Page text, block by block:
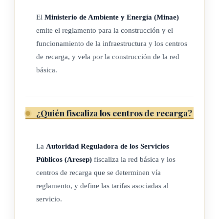
c) Calidad mínima: establecer estándares de calidad que
deben cumplir los proveedores.
medioambiental.
personas físicas o jurídicas que operen centros de recarga,
siendo rentable para las empresas distribuidoras de
electricidad y que permita margen de compensación justa
El Ministerio de Ambiente y Energía (Minae)
emite el reglamento para la construcción y el
funcionamiento de la infraestructura y los centros
de recarga, y vela por la construcción de la red
básica.
¿Quién fiscaliza los centros de recarga?
La Autoridad Reguladora de los Servicios
Públicos (Aresep) fiscaliza la red básica y los
centros de recarga que se determinen vía
reglamento, y define las tarifas asociadas al
servicio.